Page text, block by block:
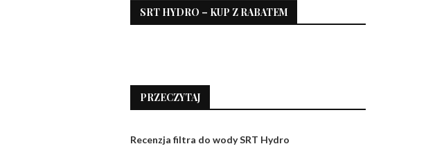
SRT HYDRO – KUP Z RABATEM
PRZECZYTAJ
Recenzja filtra do wody SRT Hydro